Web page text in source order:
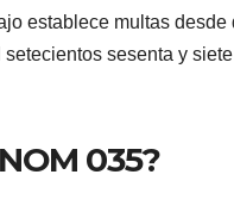
establece multas
sesenta y
035?